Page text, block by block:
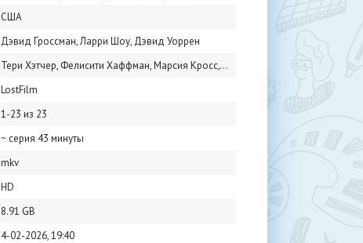
США
Дэвид Гроссман, Ларри Шоу, Дэвид Уоррен
Тери Хэтчер, Фелисити Хаффман, Марсия Кросс, Ева Лонгория, Николетт Шеридан, Бренда Стронг, Джеймс Дентон, Даг Сэвант, Рикардо Чавира, Кайл Маклоклен
LostFilm
1-23 из 23
~ серия 43 минуты
mkv
HD
8.91 GB
4-02-2026, 19:40